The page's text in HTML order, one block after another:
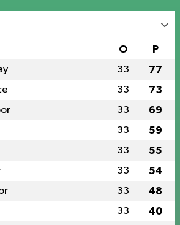
O P
33 77
33 73
33 69
33 59
33 55
33 54
33 48
33 40